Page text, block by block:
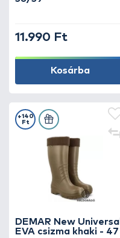
11.990 Ft
Kosárba
DEMAR New Universal
EVA csizma khaki - 47
+140
Ft